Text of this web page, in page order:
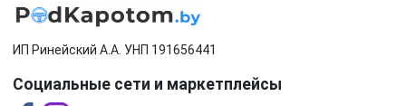
ИП Ринейский А.А. УНП 191656441
Социальные сети и маркетплейсы